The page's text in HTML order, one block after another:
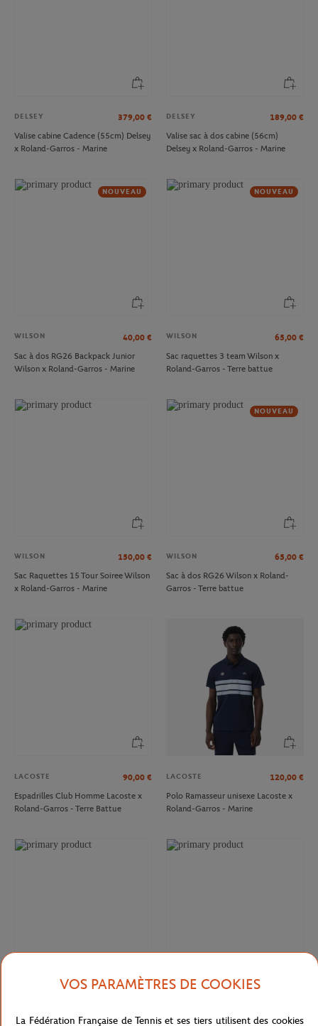
DELSEY 379,00 €
Valise cabine Cadence (55cm) Delsey
x Roland-Garros - Marine
DELSEY 189,00 €
Valise sac à dos cabine (56cm)
Delsey x Roland-Garros - Marine
NOUVEAU
WILSON 40,00 €
Sac à dos RG26 Backpack Junior
Wilson x Roland-Garros - Marine
NOUVEAU
WILSON 65,00 €
Sac raquettes 3 team Wilson x
Roland-Garros - Terre battue
WILSON 150,00 €
Sac Raquettes 15 Tour Soiree Wilson
x Roland-Garros - Marine
NOUVEAU
WILSON 65,00 €
Sac à dos RG26 Wilson x Roland-
Garros - Terre battue
LACOSTE 90,00 €
Espadrilles Club Homme Lacoste x
Roland-Garros - Terre Battue
LACOSTE 120,00 €
Polo Ramasseur unisexe Lacoste x
Roland-Garros - Marine
Polo Arbitre Homme Lacoste x
T-shirt Unisexe Lacoste pour Roland-
VOS PARAMÈTRES DE COOKIES
La Fédération Française de Tennis et ses tiers utilisent des cookies